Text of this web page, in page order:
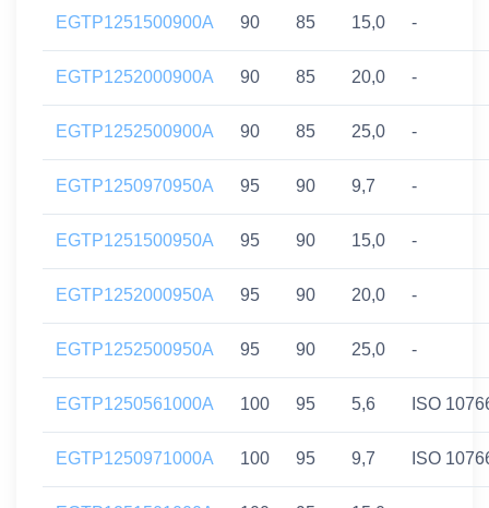
EGTP1251500900A 90 85 15,0 -
EGTP1252000900A 90 85 20,0 -
EGTP1252500900A 90 85 25,0 -
EGTP1250970950A 95 90 9,7 -
EGTP1251500950A 95 90 15,0 -
EGTP1252000950A 95 90 20,0 -
EGTP1252500950A 95 90 25,0 -
EGTP1250561000A 100 95 5,6 ISO
EGTP1250971000A 100 95 9,7 ISO